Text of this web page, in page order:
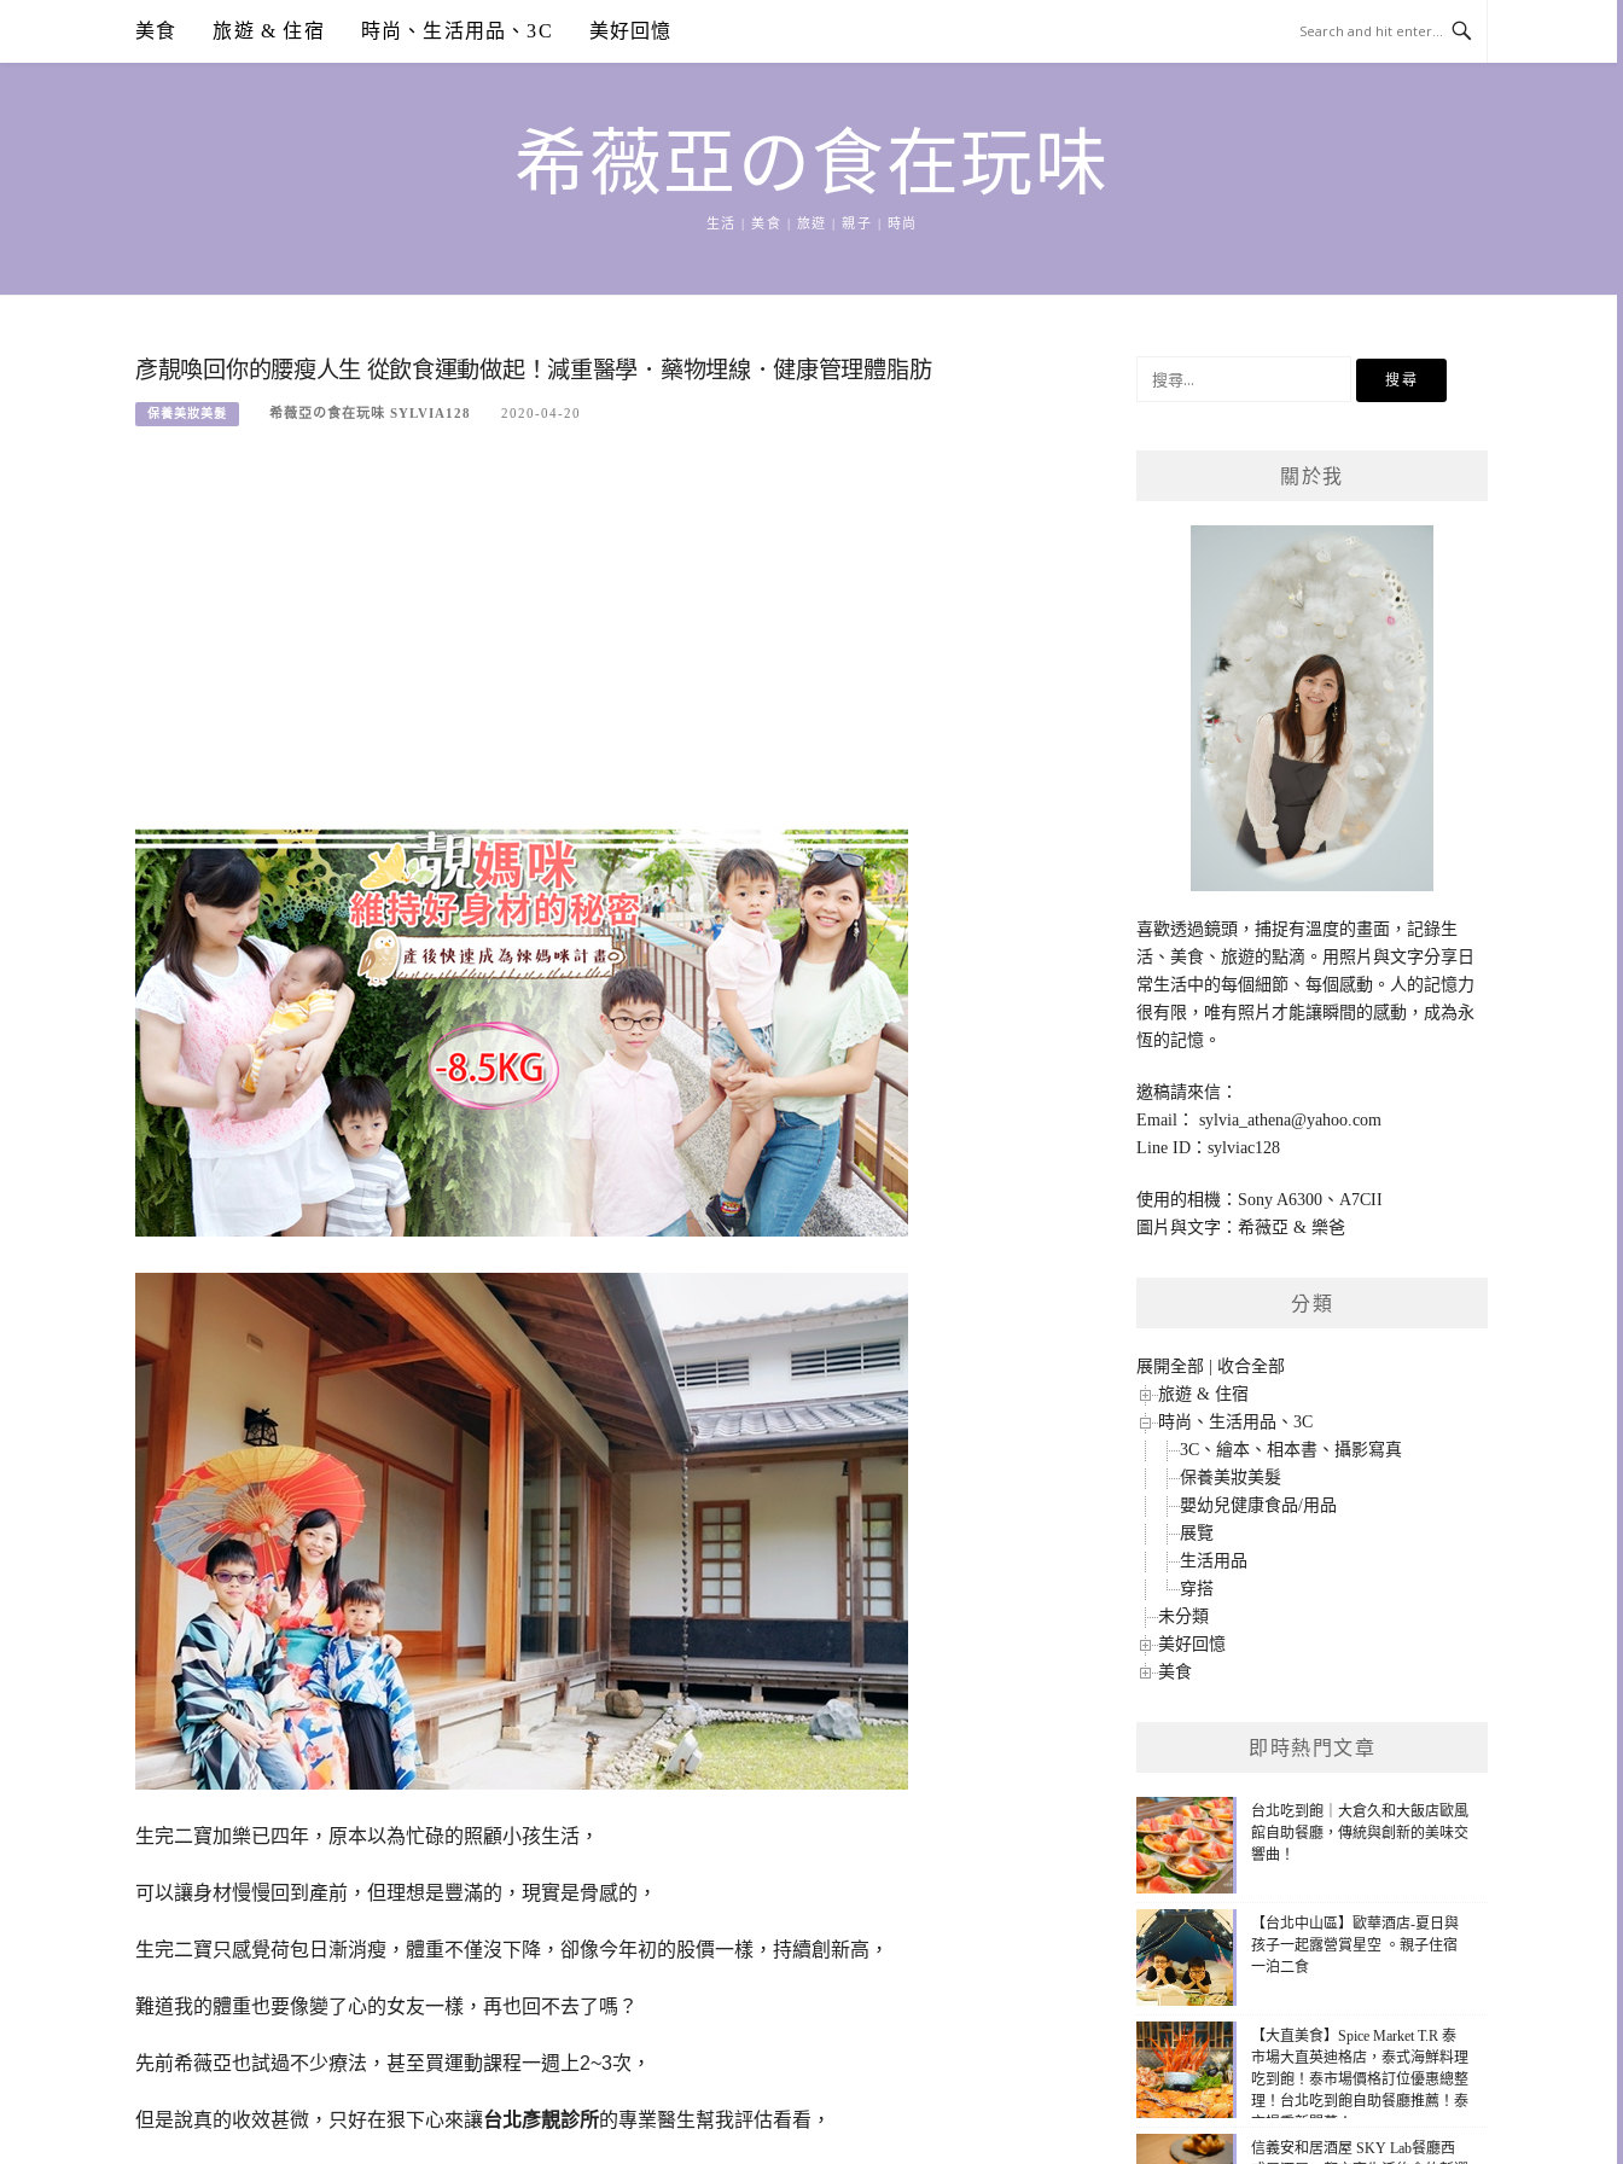
content
美食 旅遊 & 住宿 時尚、生活用品、3C 美好回憶
希薇亞の食在玩味
生活 | 美食 | 旅遊 | 親子 | 時尚
彥靚喚回你的腰瘦人生 從飲食運動做起！減重醫學．藥物埋線．健康管理體脂肪
保養美妝美髮 希薇亞の食在玩味 SYLVIA128 2020-04-20
生完二寶加樂已四年，原本以為忙碌的照顧小孩生活，
可以讓身材慢慢回到產前，但理想是豐滿的，現實是骨感的，
生完二寶只感覺荷包日漸消瘦，體重不僅沒下降，卻像今年初的股價一樣，持續創新高，
難道我的體重也要像變了心的女友一樣，再也回不去了嗎？
先前希薇亞也試過不少療法，甚至買運動課程一週上2~3次，
但是說真的收效甚微，只好在狠下心來讓台北彥靚診所的專業醫生幫我評估看看，
關於我
喜歡透過鏡頭，捕捉有溫度的畫面，記錄生
活、美食、旅遊的點滴。用照片與文字分享日
常生活中的每個細節、每個感動。人的記憶力
很有限，唯有照片才能讓瞬間的感動，成為永
恆的記憶。
邀稿請來信：
Email：
sylvia_athena@yahoo.com
Line ID：sylviac128
使用的相機：Sony A6300、A7CII
圖片與文字：希薇亞 & 樂爸
分類
展開全部
收合全部
旅遊 & 住宿
時尚、生活用品、3C
3C、繪本、相本書、攝影寫真
保養美妝美髮
嬰幼兒健康食品/用品
展覽
生活用品
穿搭
未分類
美好回憶
美食
即時熱門文章
台北吃到飽｜大倉久和大飯店歐風
館自助餐廳，傳統與創新的美味交
響曲！
【台北中山區】歐華酒店-夏日與
孩子一起露營賞星空 。親子住宿
一泊二食
【大直美食】Spice Market T.R 泰
市場大直英迪格店，泰式海鮮料理
吃到飽！泰市場價格訂位優惠總整
理！台北吃到飽自助餐廳推薦！泰
市場重新開幕！
信義安和居酒屋 SKY Lab餐廳西